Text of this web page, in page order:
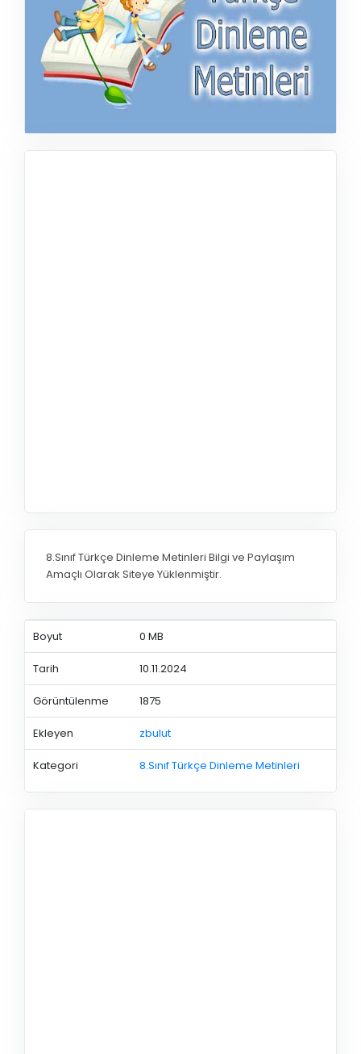
8.Sınıf Türkçe Dinleme Metinleri Bilgi ve Paylaşım
Amaçlı Olarak Siteye Yüklenmiştir.
Boyut 0 MB
Tarih 10.11.2024
Görüntülenme 1875
Ekleyen zbulut
Kategori 8.Sınıf Türkçe Dinleme Metinleri